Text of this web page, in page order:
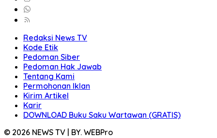
Redaksi News TV
Kode Etik
Pedoman Siber
Pedoman Hak Jawab
Tentang Kami
Permohonan Iklan
Kirim Artikel
Karir
DOWNLOAD Buku Saku Wartawan (GRATIS)
© 2026 NEWS TV | BY. WEBPro